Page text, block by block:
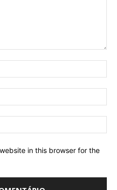
in this browser for the